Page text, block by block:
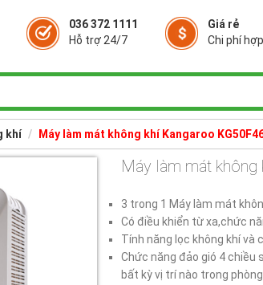
036 372 1111
Hỗ trợ 24/7
Giá rẻ
Chi phí
khí Máy làm mát không khí Kangaroo
Máy làm mát không
3 trong 1 Máy làm mát
Có điều khiển từ xa,chức
Tính năng lọc không khí và
Chức năng đảo gió 4 chiều
bất kỳ vị trí nào trong phòng.